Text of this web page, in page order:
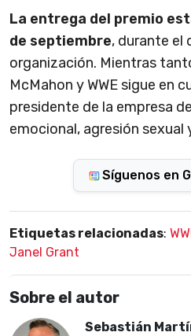
La entrega del premio
de septiembre, durante el
organización. Mientras
McMahon y WWE sigue en
presidente de la empresa
emocional, agresión sexual
Síguenos en
Etiquetas relacionadas:
Janel Grant
Sobre el autor
Sebastián